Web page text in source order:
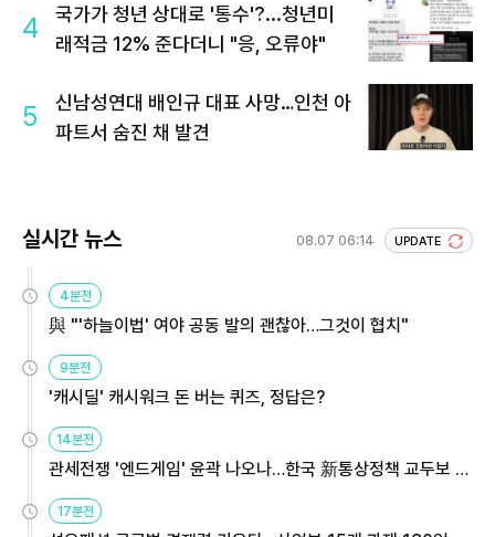
4
국가가 청년 상대로 '통수'?...청년미
래적금 12% 준다더니 "응, 오류야"
5
신남성연대 배인규 대표 사망…인천 아
파트서 숨진 채 발견
실시간 뉴스 08.07 06:14 UPDATE
4분전
與 "'하늘이법' 여야 공동 발의 괜찮아…그것이 협치"
9분전
'캐시딜' 캐시워크 돈 버는 퀴즈, 정답은?
14분전
관세전쟁 '엔드게임' 윤곽 나오나…한국 新통상정책 교두보 활
17분전